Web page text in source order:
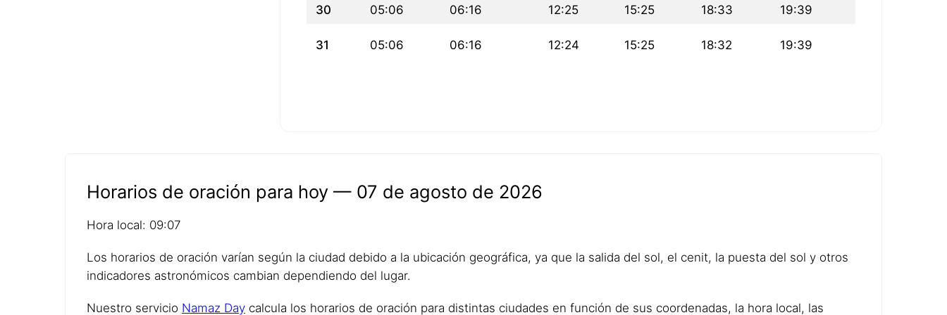
30 05:06 06:16 12:25 15:25 18:33 19:39
31 05:06 06:16 12:24 15:25 18:32 19:39
Horarios de oración para hoy — 07 de agosto de 2026
Hora local: 09:07
Los horarios de oración varían según la ciudad debido a la ubicación geográfica, ya que la salida del sol, el cenit, la puesta del sol y otros
indicadores astronómicos cambian dependiendo del lugar.
Nuestro servicio Namaz Day calcula los horarios de oración para distintas ciudades en función de sus coordenadas, la hora local, las